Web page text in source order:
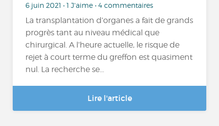
6 juin 2021 • 1 J'aime • 4 commentaires
La transplantation d’organes a fait de grands
progrès tant au niveau médical que
chirurgical. A l’heure actuelle, le risque de
rejet à court terme du greffon est quasiment
nul. La recherche se...
Lire l'article